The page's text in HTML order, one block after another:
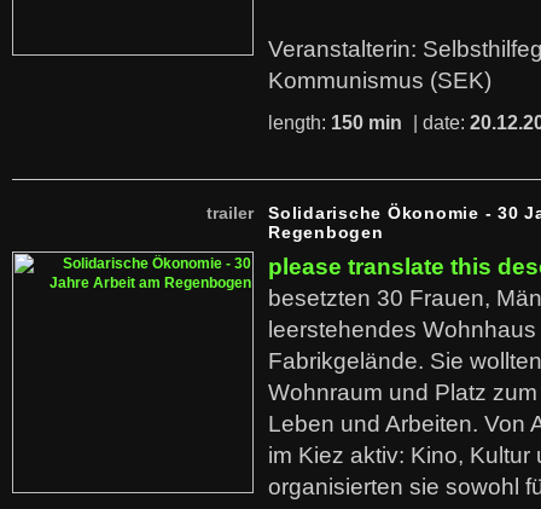
Veranstalterin:
Kommunismus (SEK)
length: 150 min | date:
trailer
Solidarische Ökonomie - 30
Regenbogen
please translate this
besetzten 30 Frauen,
leerstehendes
Fabrikgelände. Sie
Wohnraum und Platz
Leben und Arbeiten. Von
im Kiez aktiv: Kino,
organisierten sie sowohl